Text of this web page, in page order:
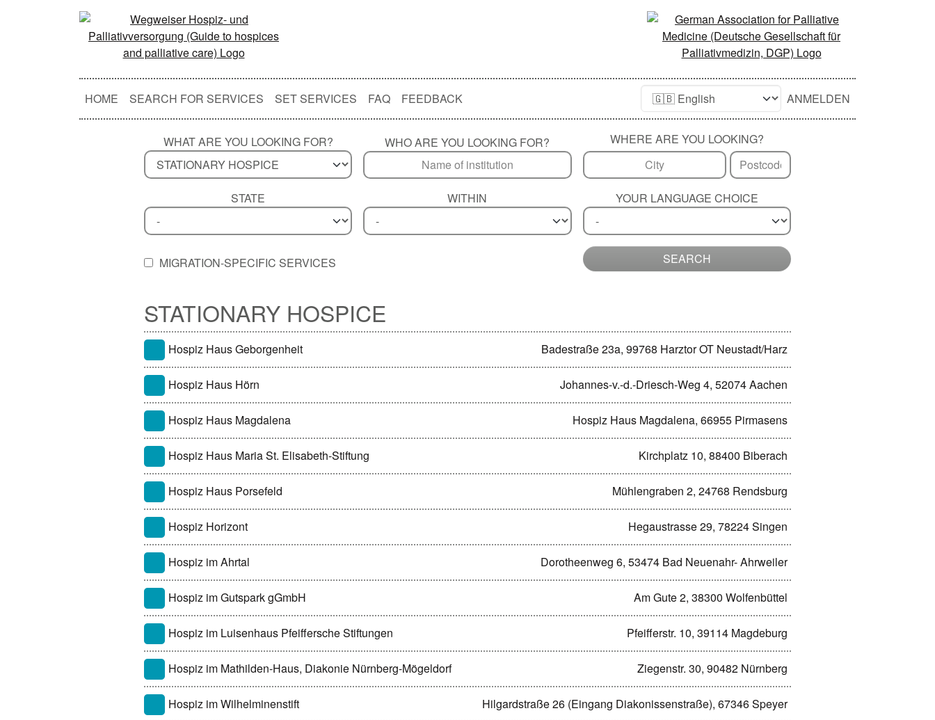
HOME SEARCH FOR SERVICES SET SERVICES FAQ FEEDBACK ANMELDEN
WHAT ARE YOU LOOKING FOR? WHO ARE YOU LOOKING FOR? WHERE ARE YOU LOOKING?
STATE WITHIN YOUR LANGUAGE CHOICE
MIGRATION-SPECIFIC SERVICES SEARCH
STATIONARY HOSPICE
Hospiz Haus Geborgenheit Badestraße 23a, 99768 Harztor OT Neustadt/Harz
Hospiz Haus Hörn Johannes-v.-d.-Driesch-Weg 4, 52074 Aachen
Hospiz Haus Magdalena Hospiz Haus Magdalena, 66955 Pirmasens
Hospiz Haus Maria St. Elisabeth-Stiftung Kirchplatz 10, 88400 Biberach
Hospiz Haus Porsefeld Mühlengraben 2, 24768 Rendsburg
Hospiz Horizont Hegaustrasse 29, 78224 Singen
Hospiz im Ahrtal Dorotheenweg 6, 53474 Bad Neuenahr- Ahrweiler
Hospiz im Gutspark gGmbH Am Gute 2, 38300 Wolfenbüttel
Hospiz im Luisenhaus Pfeiffersche Stiftungen Pfeifferstr. 10, 39114 Magdeburg
Hospiz im Mathilden-Haus, Diakonie Nürnberg-Mögeldorf Ziegenstr. 30, 90482 Nürnberg
Hospiz im Wilhelminenstift Hilgardstraße 26 (Eingang Diakonissenstraße), 67346 Speyer